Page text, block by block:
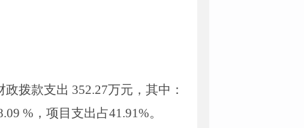
政拨款支出 352.27万元，其中 ：
% ， 项目支出占41.91%。